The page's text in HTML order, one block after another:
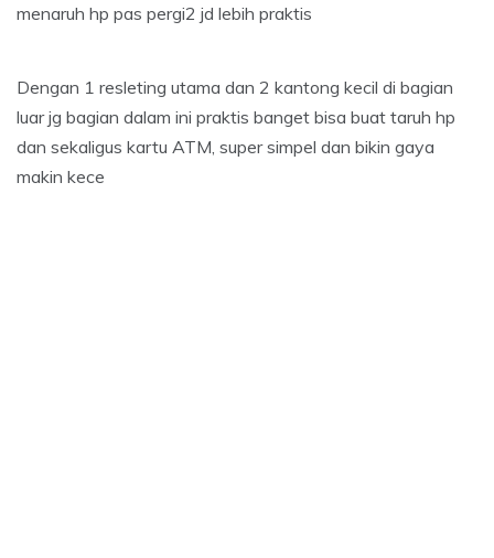
menaruh hp pas pergi2 jd lebih praktis
Dengan 1 resleting utama dan 2 kantong kecil di bagian
luar jg bagian dalam ini praktis banget bisa buat taruh hp
dan sekaligus kartu ATM, super simpel dan bikin gaya
makin kece